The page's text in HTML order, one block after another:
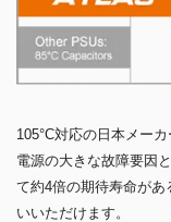
105°C対応の日本メー
電源の大きな故障要因
て約4倍の期待寿命が
いいただけます。